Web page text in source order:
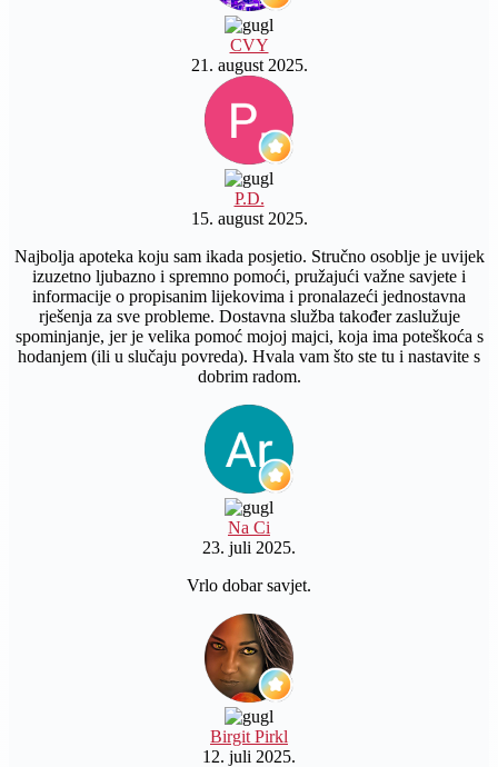
CVY
21. august 2025.
P.D.
15. august 2025.
Najbolja apoteka koju sam ikada posjetio. Stručno osoblje je uvijek
izuzetno ljubazno i spremno pomoći, pružajući važne savjete i
informacije o propisanim lijekovima i pronalazeći jednostavna
rješenja za sve probleme. Dostavna služba također zaslužuje
spominjanje, jer je velika pomoć mojoj majci, koja ima poteškoća s
hodanjem (ili u slučaju povreda). Hvala vam što ste tu i nastavite s
dobrim radom.
Na Ci
23. juli 2025.
Vrlo dobar savjet.
Birgit Pirkl
12. juli 2025.